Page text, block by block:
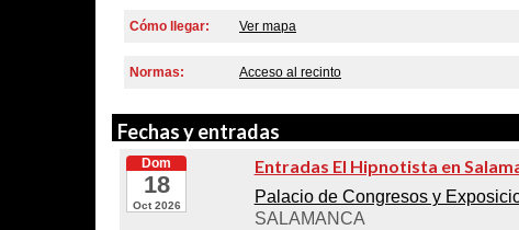
Cómo llegar: Ver mapa
Normas: Acceso al recinto
Fechas y entradas
Dom
18
Oct 2026
Entradas El Hipnotista en
Palacio de Congresos y
SALAMANCA